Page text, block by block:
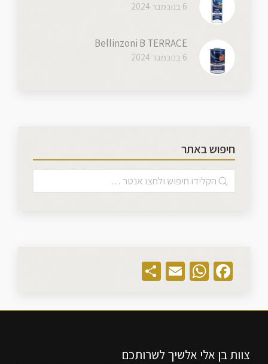
6 בנובמבר 2024
Bellinzoni B TERRACE
6 בנובמבר 2024
חיפוש באתר
Facebook
WhatsApp
Email
צוות בן אלי אלשיך לשרותכם